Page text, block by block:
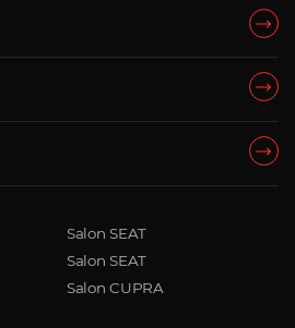
Salon SEAT
Salon SEAT
Salon CUPRA